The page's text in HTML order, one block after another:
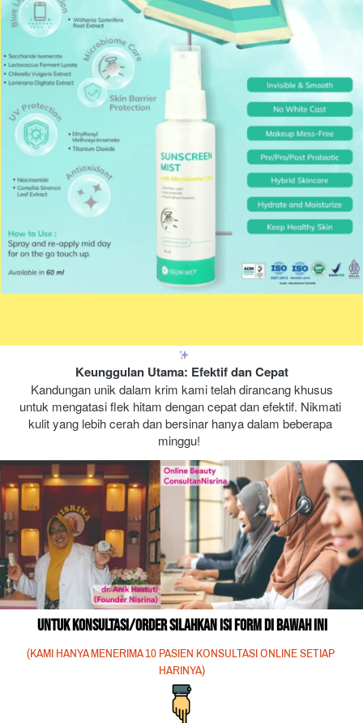
Keunggulan Utama: Efektif dan Cepat
untuk mengatasi flek hitam dengan cepat dan efektif. Nikmati
kulit yang lebih cerah dan bersinar hanya dalam beberapa
minggu!
Untuk konsultasi/order silahkan isi form di bawah ini
(KAMI HANYA MENERIMA 10 PASIEN KONSULTASI ONLINE SETIAP
HARINYA)